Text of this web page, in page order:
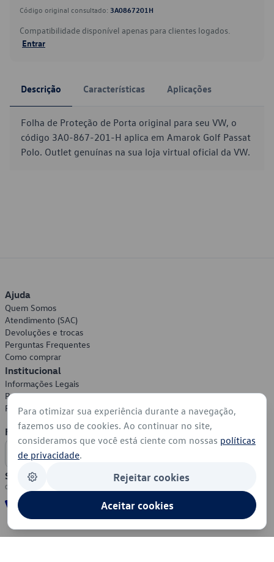
Código original consultado: 3A0867201H
Compatibilidade disponível apenas para clientes logados.
Entrar
Descrição Características Aplicações
Folha de Proteção de Porta original para seu VW, o
código 3A0-867-201-H aplica em Amarok Golf Passat
Polo. Outlet genuínas na sua loja virtual oficial da VW.
Ajuda
Quem Somos
Atendimento (SAC)
Devoluções e trocas
Perguntas Frequentes
Como comprar
Institucional
Informações Legais
Política de Privacidade
Política de Cookies
Formas de Pagamento
Segurança
Para otimizar sua experiência durante a navegação,
fazemos uso de cookies. Ao continuar no site,
consideramos que você está ciente com nossas políticas
de privacidade.
Rejeitar cookies
Aceitar cookies